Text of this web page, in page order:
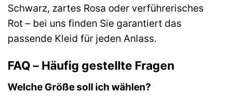
Schwarz, zartes Rosa oder verführerisches
Rot – bei uns finden Sie garantiert das
passende Kleid für jeden Anlass.
FAQ – Häufig gestellte Fragen
Welche Größe soll ich wählen?